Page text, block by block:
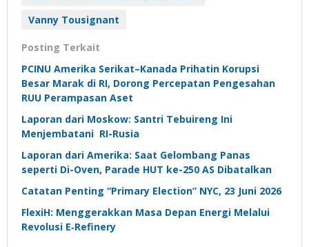
Vanny Tousignant
Posting Terkait
PCINU Amerika Serikat–Kanada Prihatin Korupsi
Besar Marak di RI, Dorong Percepatan Pengesahan
RUU Perampasan Aset
Laporan dari Moskow: Santri Tebuireng Ini
Menjembatani RI-Rusia
Laporan dari Amerika: Saat Gelombang Panas
seperti Di-Oven, Parade HUT ke-250 AS Dibatalkan
Catatan Penting “Primary Election” NYC, 23 Juni 2026
FlexiH: Menggerakkan Masa Depan Energi Melalui
Revolusi E‑Refinery